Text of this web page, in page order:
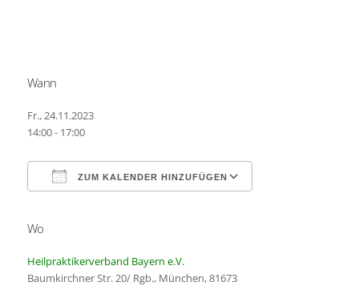
Wann
Fr., 24.11.2023
14:00 - 17:00
ZUM KALENDER HINZUFÜGEN
Wo
Heilpraktikerverband Bayern e.V.
Baumkirchner Str. 20/ Rgb., München, 81673